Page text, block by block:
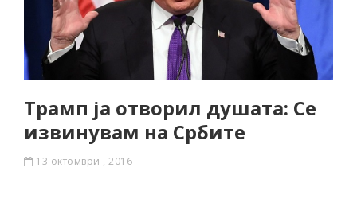
Трамп ја отворил душата: Се
извинувам на Србите
13 октомври , 2016